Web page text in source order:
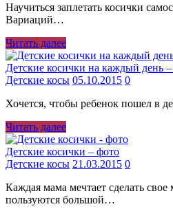
Научиться заплетать косички
Вариаций…
Читать далее
Детские косички на каждый день
Детские косы 05.10.2015 0
Хочется, чтобы ребенок пошел в
Читать далее
Детские косички – фото
Детские косы 21.03.2015 0
Каждая мама мечтает сделать
пользуются большой…